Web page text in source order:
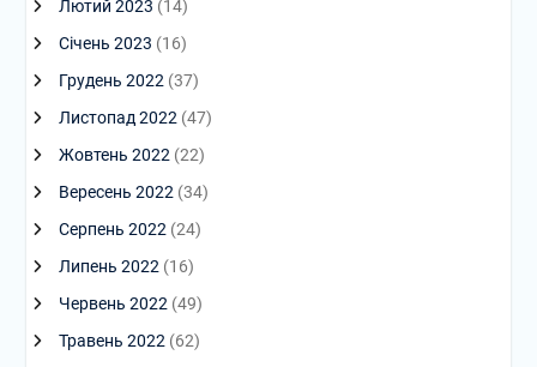
Лютий 2023 (14)
Січень 2023 (16)
Грудень 2022(37)
Листопад 2022(47)
Жовтень 2022(22)
Вересень 2022(34)
Серпень 2022(24)
Липень 2022(16)
Червень 2022(49)
Травень 2022(62)